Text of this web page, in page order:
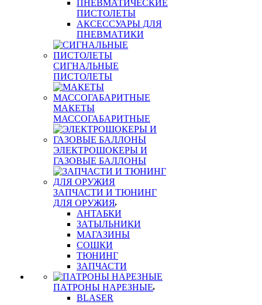
ПНЕВМАТИЧЕСКИЕ
ПИСТОЛЕТЫ
АКСЕССУАРЫ ДЛЯ
ПНЕВМАТИКИ
СИГНАЛЬНЫЕ
ПИСТОЛЕТЫ
МАКЕТЫ
МАССОГАБАРИТНЫЕ
ЭЛЕКТРОШОКЕРЫ И
ГАЗОВЫЕ БАЛЛОНЫ
ЗАПЧАСТИ И ТЮНИНГ
ДЛЯ ОРУЖИЯ
АНТАБКИ
ЗАТЫЛЬНИКИ
МАГАЗИНЫ
СОШКИ
ТЮНИНГ
ЗАПЧАСТИ
ПАТРОНЫ НАРЕЗНЫЕ
BLASER